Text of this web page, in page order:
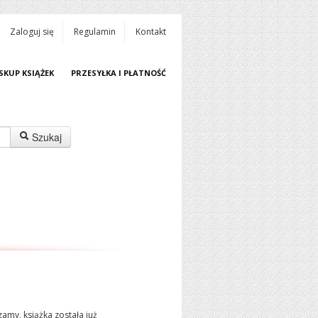
Zaloguj się Regulamin Kontakt
KSIĄŻEK PRZESYŁKA I PŁATNOŚĆ
Szukaj
książka została już